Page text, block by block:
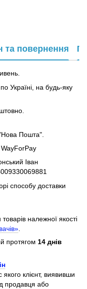
та повернення
Україні, на будь-яку
"Нова Пошта".
Іван
способу доставки
належної якості
протягом 14 днів
якого клієнт, виявивши
продавця або